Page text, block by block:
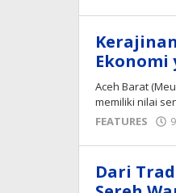
Yulham
Ekonomi
Aceh Barat
memiliki nilai
FEATURES
Dari